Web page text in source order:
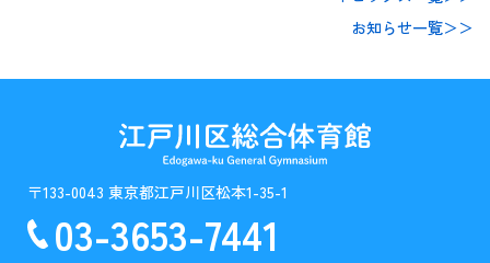
お知らせ一覧＞＞
〒133-0043 東京都江戸川区松本1-35-1
03-3653-7441